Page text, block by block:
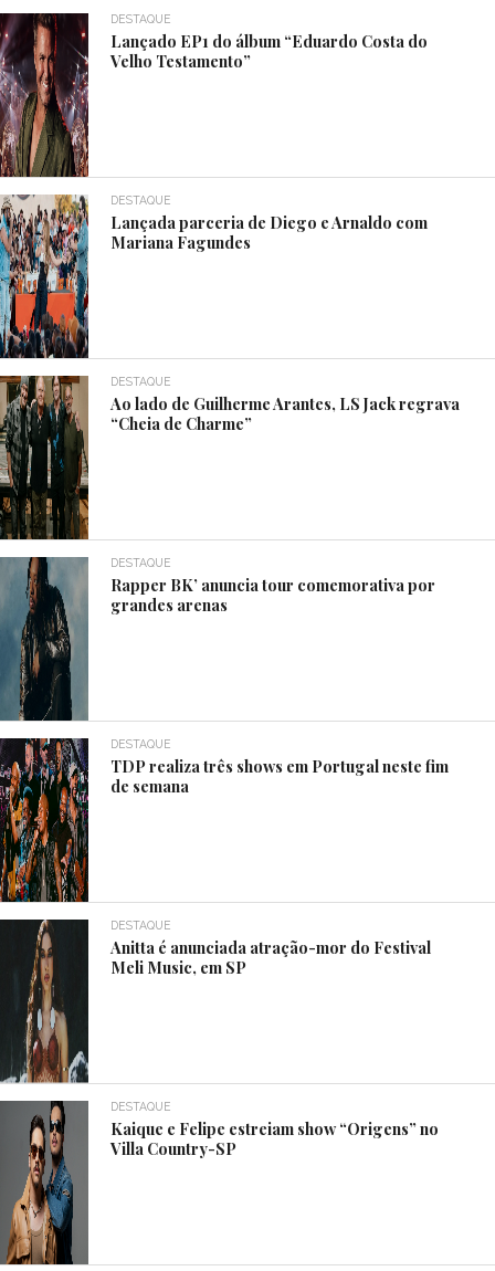
DESTAQUE
Lançado EP1 do álbum “Eduardo Costa do
Velho Testamento”
DESTAQUE
Lançada parceria de Diego e Arnaldo com
Mariana Fagundes
DESTAQUE
Ao lado de Guilherme Arantes, LS Jack regrava
“Cheia de Charme”
DESTAQUE
Rapper BK’ anuncia tour comemorativa por
grandes arenas
DESTAQUE
TDP realiza três shows em Portugal neste fim
de semana
DESTAQUE
Anitta é anunciada atração-mor do Festival
Meli Music, em SP
DESTAQUE
Kaique e Felipe estreiam show “Origens” no
Villa Country-SP